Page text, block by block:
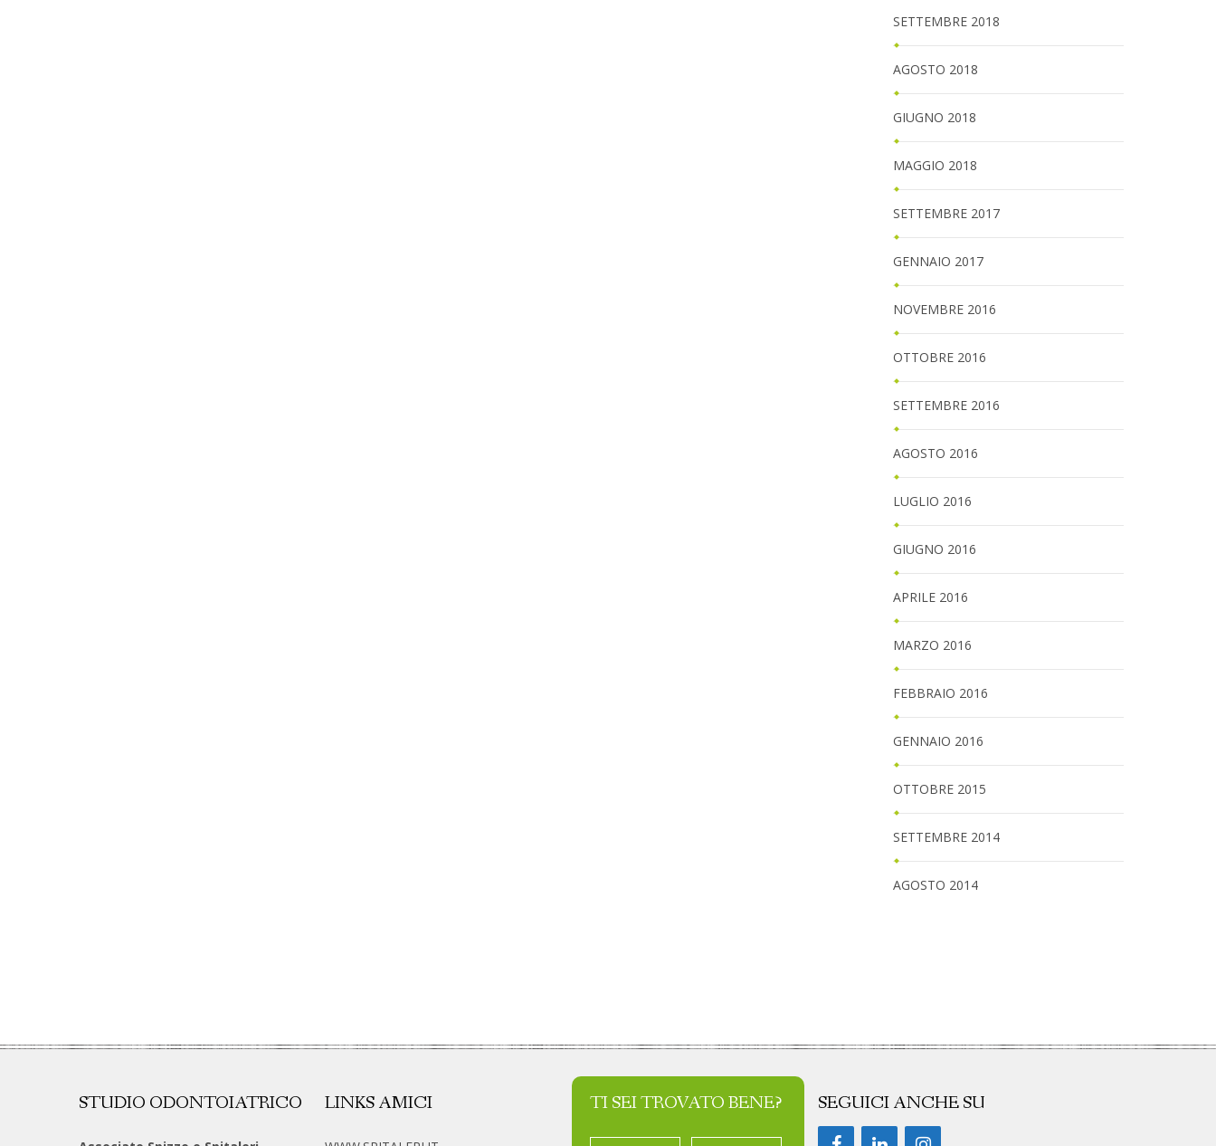
SETTEMBRE 2018
AGOSTO 2018
GIUGNO 2018
MAGGIO 2018
SETTEMBRE 2017
GENNAIO 2017
NOVEMBRE 2016
OTTOBRE 2016
SETTEMBRE 2016
AGOSTO 2016
LUGLIO 2016
GIUGNO 2016
APRILE 2016
MARZO 2016
FEBBRAIO 2016
GENNAIO 2016
OTTOBRE 2015
SETTEMBRE 2014
AGOSTO 2014
STUDIO ODONTOIATRICO LINKS AMICI TI SEI TROVATO BENE? SEGUICI ANCHE SU